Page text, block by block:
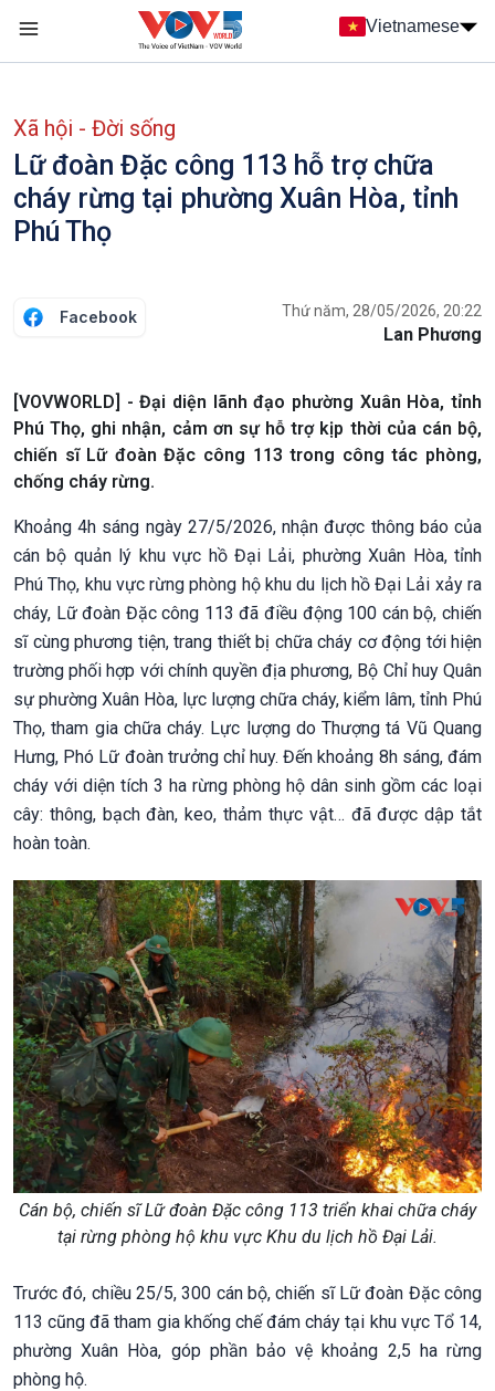
Nhảy đến nội dung
Vietnamese
Xã hội - Đời sống
Lữ đoàn Đặc công 113 hỗ trợ chữa
cháy rừng tại phường Xuân Hòa, tỉnh
Phú Thọ
Facebook Thứ năm, 28/05/2026, 20:22
Lan Phương
[VOVWORLD] - Đại diện lãnh đạo phường Xuân Hòa, tỉnh
Phú Thọ, ghi nhận, cảm ơn sự hỗ trợ kịp thời của cán bộ,
chiến sĩ Lữ đoàn Đặc công 113 trong công tác phòng,
chống cháy rừng.
Khoảng 4h sáng ngày 27/5/2026, nhận được thông báo của
cán bộ quản lý khu vực hồ Đại Lải, phường Xuân Hòa, tỉnh
Phú Thọ, khu vực rừng phòng hộ khu du lịch hồ Đại Lải xảy ra
cháy, Lữ đoàn Đặc công 113 đã điều động 100 cán bộ, chiến
sĩ cùng phương tiện, trang thiết bị chữa cháy cơ động tới hiện
trường phối hợp với chính quyền địa phương, Bộ Chỉ huy Quân
sự phường Xuân Hòa, lực lượng chữa cháy, kiểm lâm, tỉnh Phú
Thọ, tham gia chữa cháy. Lực lượng do Thượng tá Vũ Quang
Hưng, Phó Lữ đoàn trưởng chỉ huy. Đến khoảng 8h sáng, đám
cháy với diện tích 3 ha rừng phòng hộ dân sinh gồm các loại
cây: thông, bạch đàn, keo, thảm thực vật… đã được dập tắt
hoàn toàn.
Cán bộ, chiến sĩ Lữ đoàn Đặc công 113 triển khai chữa cháy
tại rừng phòng hộ khu vực Khu du lịch hồ Đại Lải.
Trước đó, chiều 25/5, 300 cán bộ, chiến sĩ Lữ đoàn Đặc công
113 cũng đã tham gia khống chế đám cháy tại khu vực Tổ 14,
phường Xuân Hòa, góp phần bảo vệ khoảng 2,5 ha rừng
phòng hộ.